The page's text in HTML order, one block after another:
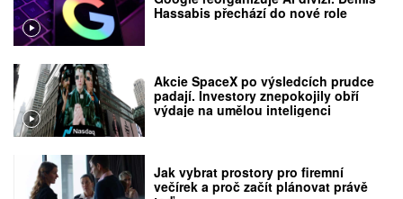
Hassabis přechází do nové role
Akcie SpaceX po výsledcích prudce
padají. Investory znepokojily obří
výdaje na umělou inteligenci
Jak vybrat prostory pro firemní
večírek a proč začít plánovat právě